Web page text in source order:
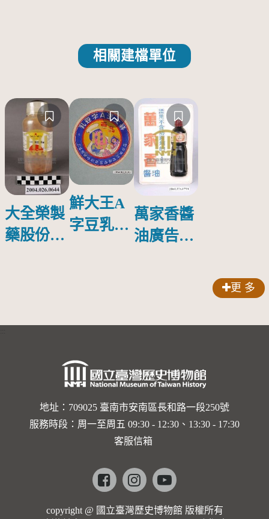
相關建檔單位
大全榮製
藥股份有
鮮大王A
字豆乳罐
萬家香醬
油廣告塑
更 多
地址：709025 臺南市安南區長和路一段250號
服務時段：周一至周五 09:30 - 12:30、13:30 - 17:30
客服信箱
Facebookinstagramyoutube
copyright @ 國立臺灣歷史博物館 版權所有